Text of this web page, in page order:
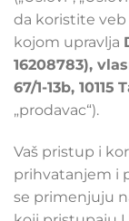
da koristite veb
kojom upravlja
16208783),
67/1-13b, 10115
„prodavac“).
Vaš pristup i
prihvatanjem i
se primenjuju